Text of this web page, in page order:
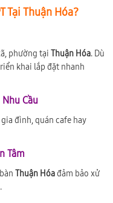
Tại Thuận Hóa?
phường tại Thuận Hóa. Dù
khai lắp đặt nhanh
Cầu
đình, quán cafe hay
Tâm
Thuận Hóađảm bảo xử